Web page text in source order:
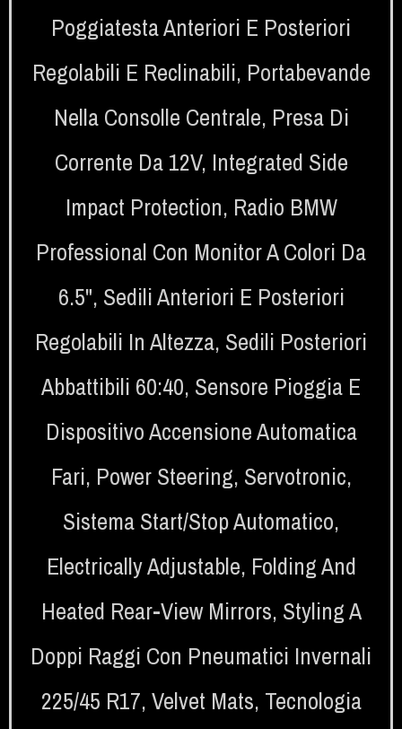
Poggiatesta Anteriori E Posteriori
Regolabili E Reclinabili, Portabevande
Nella Consolle Centrale, Presa Di
Corrente Da 12V, Integrated Side
Impact Protection, Radio BMW
Professional Con Monitor A Colori Da
6.5", Sedili Anteriori E Posteriori
Regolabili In Altezza, Sedili Posteriori
Abbattibili 60:40, Sensore Pioggia E
Dispositivo Accensione Automatica
Fari, Power Steering, Servotronic,
Sistema Start/Stop Automatico,
Electrically Adjustable, Folding And
Heated Rear-View Mirrors, Styling A
Doppi Raggi Con Pneumatici Invernali
225/45 R17, Velvet Mats, Tecnologia